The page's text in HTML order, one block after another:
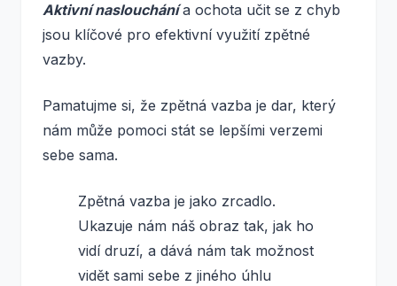
Aktivní naslouchánía ochota učit se z chyb
jsou klíčové pro efektivní využití zpětné
vazby.
Pamatujme si, že zpětná vazba je dar, který
nám může pomoci stát se lepšími verzemi
sebe sama.
Zpětná vazba je jako zrcadlo.
Ukazuje nám náš obraz tak, jak ho
vidí druzí, a dává nám tak možnost
vidět sami sebe z jiného úhlu